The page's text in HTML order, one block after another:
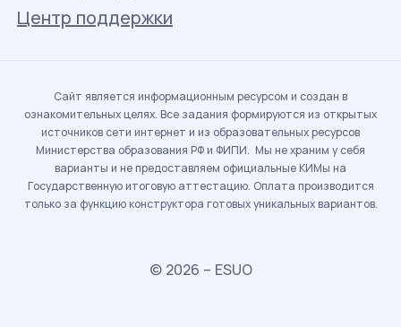
Центр поддержки
Сайт является информационным ресурсом и создан в
ознакомительных целях. Все задания формируются из открытых
источников сети интернет и из образовательных ресурсов
Министерства образования РФ и ФИПИ. Мы не храним у себя
варианты и не предоставляем официальные КИМы на
Государственную итоговую аттестацию. Оплата производится
только за функцию конструктора готовых уникальных вариантов.
© 2026 – ESUO